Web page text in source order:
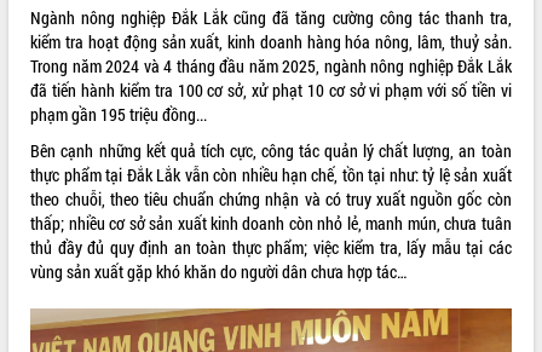
Đắk Lắk công bố Quy hoạch và xúc
tiến đầu tư tỉnh
Ngành cá ngừ Đắk Lắk chủ động thích
ứng để giữ vững thị trường xuất khẩu
Diễn đàn Kinh tế tư nhân Việt Nam đột
phá cơ chế - Hợp tác công tư
Đề án 06 tạo bước ngoặt đột phá trong
cải cách hành chính tỉnh Đắk Lắk
Kết nối tour, đẩy mạnh chuyển đổi số
để phát triển du lịch Đắk Lắk
tầng kỹ thuật Cụm công nghiệp Tân
Tiến
Ngành nông nghiệp Đắk Lắk cũng đã tăng cường công tác thanh tra,
kiểm tra hoạt động sản xuất, kinh doanh hàng hóa nông, lâm, thuỷ sản.
Trong năm 2024 và 4 tháng đầu năm 2025, ngành nông nghiệp Đắk Lắk
đã tiến hành kiểm tra 100 cơ sở, xử phạt 10 cơ sở vi phạm với số tiền vi
phạm gần 195 triệu đồng...
Bên cạnh những kết quả tích cực, công tác quản lý chất lượng, an toàn
thực phẩm tại Đắk Lắk vẫn còn nhiều hạn chế, tồn tại như: tỷ lệ sản xuất
theo chuỗi, theo tiêu chuẩn chứng nhận và có truy xuất nguồn gốc còn
thấp; nhiều cơ sở sản xuất kinh doanh còn nhỏ lẻ, manh mún, chưa tuân
thủ đầy đủ quy định an toàn thực phẩm; việc kiểm tra, lấy mẫu tại các
vùng sản xuất gặp khó khăn do người dân chưa hợp tác…